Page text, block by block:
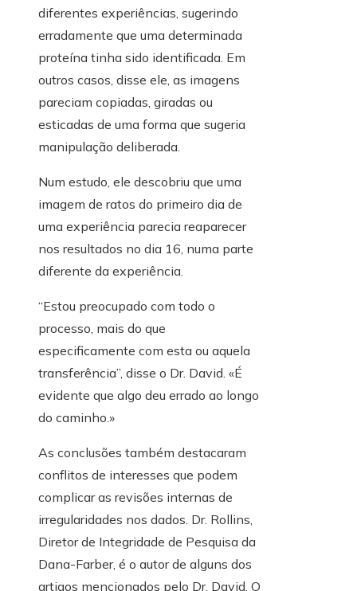
diferentes experiências, sugerindo
erradamente que uma determinada
proteína tinha sido identificada. Em
outros casos, disse ele, as imagens
pareciam copiadas, giradas ou
esticadas de uma forma que sugeria
manipulação deliberada.
Num estudo, ele descobriu que uma
imagem de ratos do primeiro dia de
uma experiência parecia reaparecer
nos resultados no dia 16, numa parte
diferente da experiência.
“Estou preocupado com todo o
processo, mais do que
especificamente com esta ou aquela
transferência”, disse o Dr. David. «É
evidente que algo deu errado ao longo
do caminho.»
As conclusões também destacaram
conflitos de interesses que podem
complicar as revisões internas de
irregularidades nos dados. Dr. Rollins,
Diretor de Integridade de Pesquisa da
Dana-Farber, é o autor de alguns dos
artigos mencionados pelo Dr. David. O